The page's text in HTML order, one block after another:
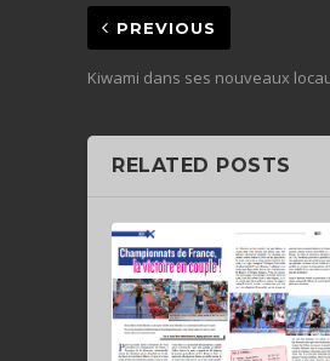
PREVIOUS
Kiwami dans ses nouveaux
RELATED POSTS